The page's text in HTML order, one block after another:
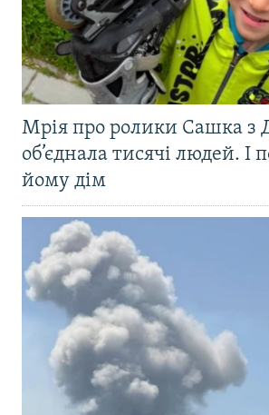
Мрія про ролики Сашка з
об’єднала тисячі людей. І
йому дім